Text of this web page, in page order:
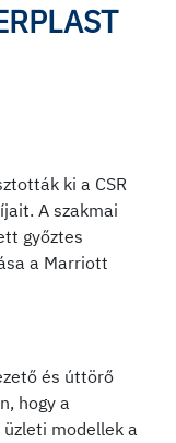
ki a CSR
A szakmai
győztes
a Marriott
és úttörő
hogy a
modellek a